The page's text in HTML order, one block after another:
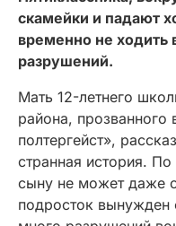
скамейки и падают
временно не
разрушений.
Мать 12-летнего
района,
полтергейст»,
странная история.
сыну не может даже
подросток